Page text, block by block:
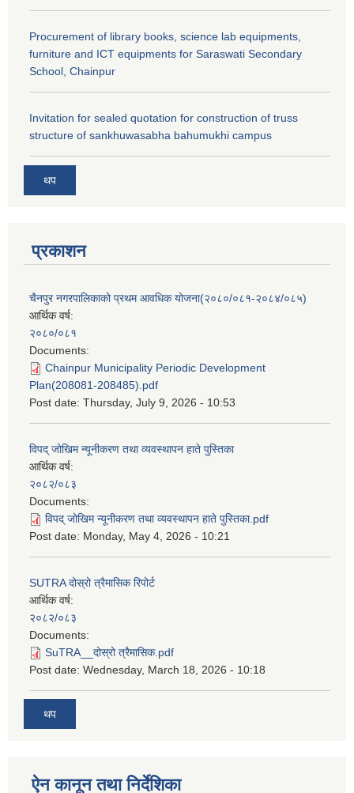
Procurement of library books, science lab equipments,
furniture and ICT equipments for Saraswati Secondary
School, Chainpur
Invitation for sealed quotation for construction of truss
structure of sankhuwasabha bahumukhi campus
थप
प्रकाशन
चैनपुर नगरपालिकाको प्रथम आवधिक योजना(२०८०/०८१-२०८४/०८५)
आर्थिक वर्ष:
२०८०/०८१
Documents:
Chainpur Municipality Periodic Development
Plan(208081-208485).pdf
Post date: Thursday, July 9, 2026 - 10:53
विपद् जोखिम न्यूनीकरण तथा व्यवस्थापन हाते पुस्तिका
आर्थिक वर्ष:
२०८२/०८३
Documents:
विपद् जोखिम न्यूनीकरण तथा व्यवस्थापन हाते पुस्तिका.pdf
Post date: Monday, May 4, 2026 - 10:21
SUTRA दोस्रो त्रैमासिक रिपोर्ट
आर्थिक वर्ष:
२०८२/०८३
Documents:
SuTRA__दोस्रो त्रैमासिक.pdf
Post date: Wednesday, March 18, 2026 - 10:18
थप
ऐन कानून तथा निर्देशिका